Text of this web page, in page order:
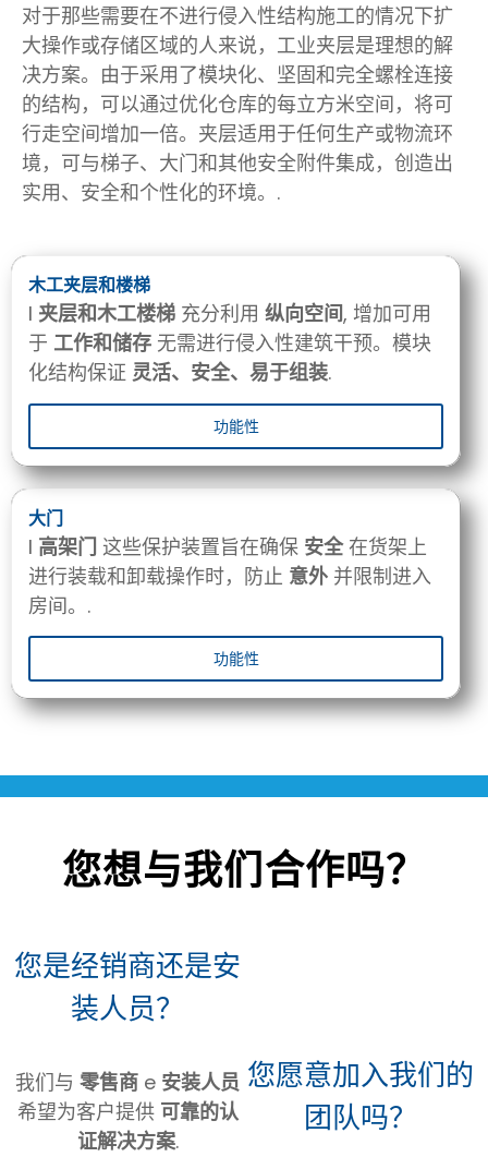
对于那些需要在不进行侵入性结构施工的情况下扩
大操作或存储区域的人来说，工业夹层是理想的解
决方案。由于采用了模块化、坚固和完全螺栓连接
的结构，可以通过优化仓库的每立方米空间，将可
行走空间增加一倍。夹层适用于任何生产或物流环
境，可与梯子、大门和其他安全附件集成，创造出
实用、安全和个性化的环境。.
木工夹层和楼梯
I 夹层和木工楼梯 充分利用 纵向空间, 增加可用
于 工作和储存 无需进行侵入性建筑干预。模块
化结构保证 灵活、安全、易于组装.
功能性
大门
I 高架门 这些保护装置旨在确保 安全在货架上
进行装载和卸载操作时，防止 意外 并限制进入
房间。.
功能性
您想与我们合作吗？
您是经销商还是安
装人员？
我们与 零售商 e 安装人员
希望为客户提供 可靠的认
证解决方案.
您愿意加入我们的
团队吗？